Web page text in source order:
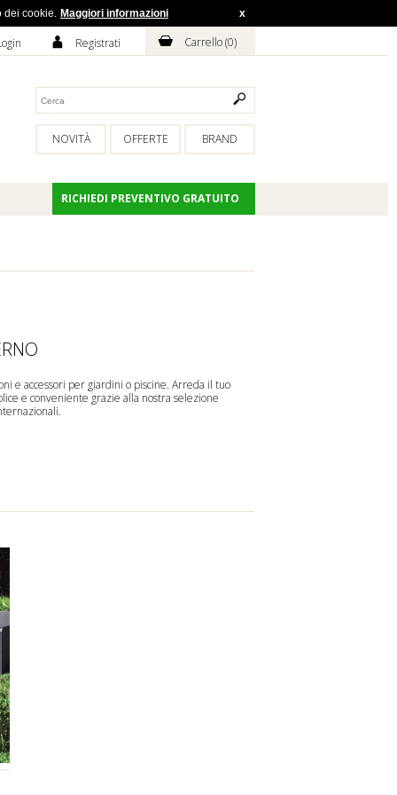
A Registrati H Carrello (0)
BRAND
OFFERTE
NOVITÀ
RICHIEDI PREVENTIVO GRATUITO
e accessori per giardini o piscine. Arreda il tuo
e conveniente grazie alla nostra selezione
dei cookie. Maggiori informazioni x